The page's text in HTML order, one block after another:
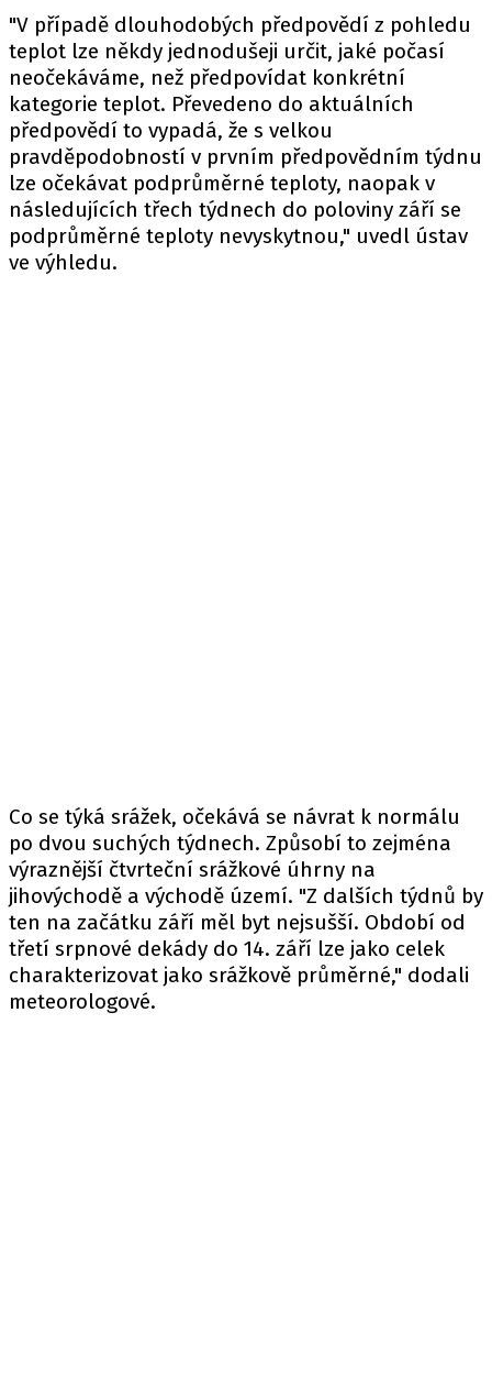
"V případě dlouhodobých předpovědí z pohledu
teplot lze někdy jednodušeji určit, jaké počasí
neočekáváme, než předpovídat konkrétní
kategorie teplot. Převedeno do aktuálních
předpovědí to vypadá, že s velkou
pravděpodobností v prvním předpovědním týdnu
lze očekávat podprůměrné teploty, naopak v
následujících třech týdnech do poloviny září se
podprůměrné teploty nevyskytnou," uvedl ústav
ve výhledu.
Co se týká srážek, očekává se návrat k normálu
po dvou suchých týdnech. Způsobí to zejména
výraznější čtvrteční srážkové úhrny na
jihovýchodě a východě území. "Z dalších týdnů by
ten na začátku září měl byt nejsušší. Období od
třetí srpnové dekády do 14. září lze jako celek
charakterizovat jako srážkově průměrné," dodali
meteorologové.